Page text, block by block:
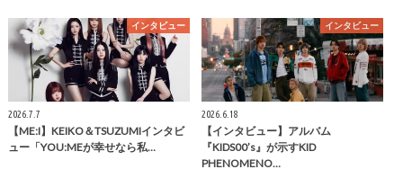
インタビュー
2026.7.7
【ME:I】KEIKO＆TSUZUMIインタビ
ュー「YOU:MEが幸せなら私…
インタビュー
2026.6.18
【インタビュー】アルバム
『KIDS00’s』が示すKID
PHENOMENO…